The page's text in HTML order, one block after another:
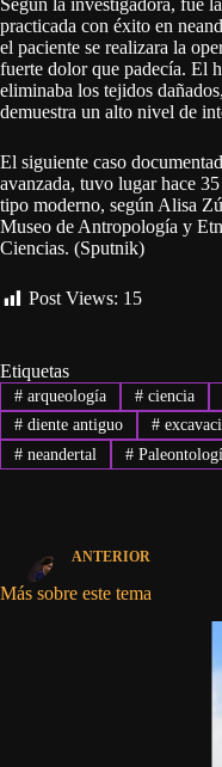
Según la investigadora, fue
practicada con éxito en
el paciente se realizara la
fuerte dolor que padecía. El
eliminaba los tejidos
demuestra un alto nivel de
El siguiente caso
avanzada, tuvo lugar hace
tipo moderno, según Alisa
Museo de Antropología y
Ciencias. (Sputnik)
Post Views: 15
Etiquetas
#arqueología #ciencia
#diente antiguo #
#neandertal #
ANTERIOR
Más sobre este tema